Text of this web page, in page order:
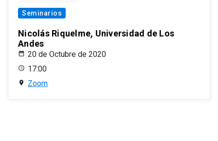
Seminarios
Nicolás Riquelme, Universidad de Los
Andes
20 de Octubre de 2020
17:00
Zoom